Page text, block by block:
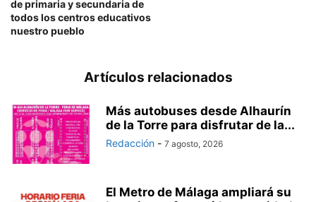
de primaria y secundaria de
todos los centros educativos
nuestro pueblo
Artículos relacionados
Más autobuses desde Alhaurín
de la Torre para disfrutar de la...
Redacción - 7 agosto, 2026
El Metro de Málaga ampliará su